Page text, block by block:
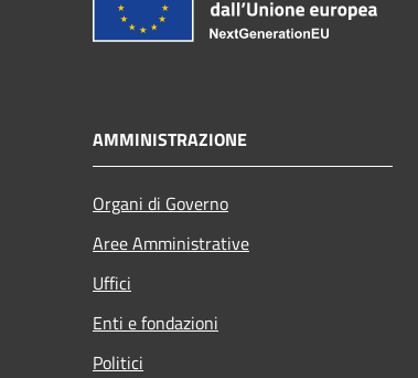
AMMINISTRAZIONE
Organi di Governo
Aree Amministrative
Uffici
Enti e fondazioni
Politici